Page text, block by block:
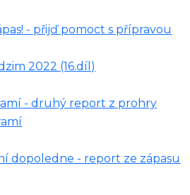
- přijď pomoct s přípravou
2022 (16.díl)
- druhý report z prohry
dopoledne - report ze zápasu